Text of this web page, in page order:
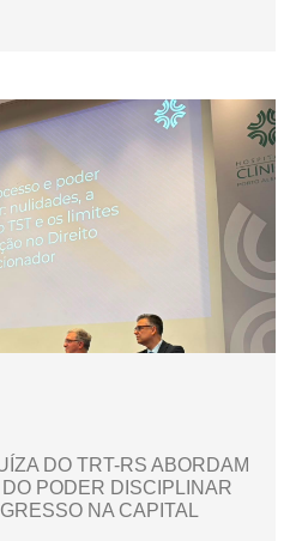
DO TRT-RS ABORDAM
PODER DISCIPLINAR
NA CAPITAL